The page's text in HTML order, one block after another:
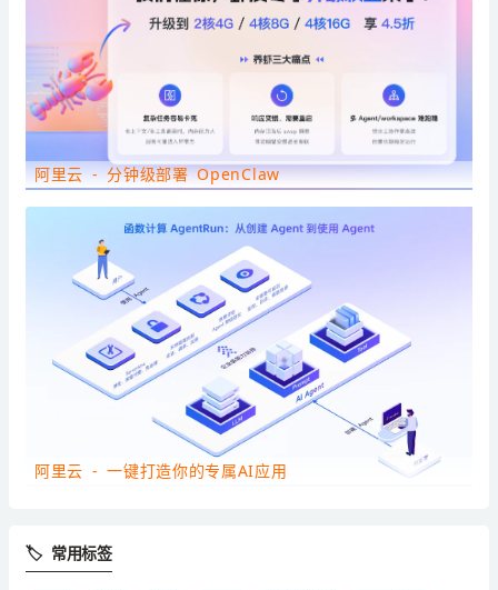
阿里云 - 分钟级部署 OpenClaw
阿里云 - 一键打造你的专属AI应用
🏷 常用标签